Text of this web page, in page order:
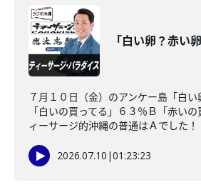
「白い卵？赤い卵
７月１０日（金）のアンケー島「白
「白いの買ってる」６３％Ｂ「赤い
ィーサージ的沖縄の普通はＡでした！
2026.07.10 |01:23:23